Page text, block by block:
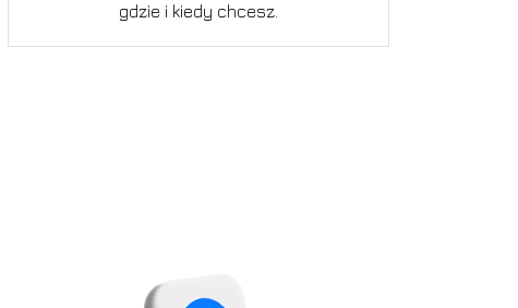
gdzie i kiedy chcesz.